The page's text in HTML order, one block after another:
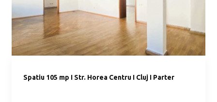
Spatiu 105 mp I Str. Horea Centru I Cluj I Parter